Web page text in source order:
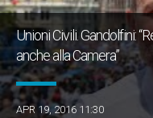
Unioni Civili. Gandolfini:
anche alla Camera”
APR 19, 2016 11:30